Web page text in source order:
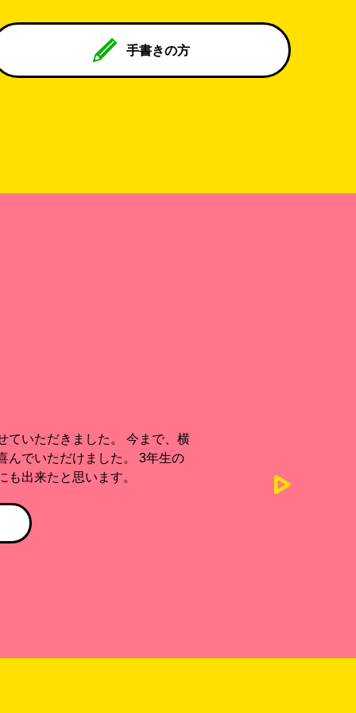
手書きの方
予想以上の完成度でした！ 今回
本当にありがとうございまし